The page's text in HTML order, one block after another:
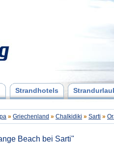
Strandhotels
» Griechenland » Chalkidiki » Sarti »
Beach bei Sarti"